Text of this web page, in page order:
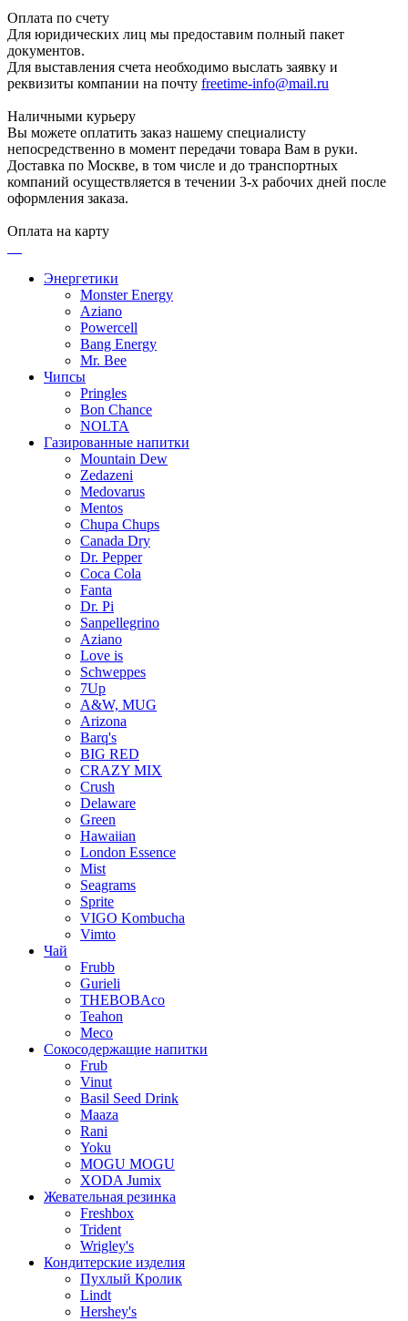
Оплата по счету
Для юридических лиц мы предоставим полный пакет
документов.
Для выставления счета необходимо выслать заявку и
реквизиты компании на почту freetime-info@mail.ru
Наличными курьеру
Вы можете оплатить заказ нашему специалисту
непосредственно в момент передачи товара Вам в руки.
Доставка по Москве, в том числе и до транспортных
компаний осуществляется в течении 3-х рабочих дней после
оформления заказа.
Оплата на карту
Энергетики
Monster Energy
Aziano
Powercell
Bang Energy
Mr. Bee
Чипсы
Pringles
Bon Chance
NOLTA
Газированные напитки
Mountain Dew
Zedazeni
Medovarus
Mentos
Chupa Chups
Canada Dry
Dr. Pepper
Coca Cola
Fanta
Dr. Pi
Sanpellegrino
Aziano
Love is
Schweppes
7Up
A&W, MUG
Arizona
Barq's
BIG RED
CRAZY MIX
Crush
Delaware
Green
Hawaiian
London Essence
Mist
Seagrams
Sprite
VIGO Kombucha
Vimto
Чай
Frubb
Gurieli
THEBOBAco
Teahon
Meco
Сокосодержащие напитки
Frub
Vinut
Basil Seed Drink
Maaza
Rani
Yoku
MOGU MOGU
XODA Jumix
Жевательная резинка
Freshbox
Trident
Wrigley's
Кондитерские изделия
Пухлый Кролик
Lindt
Hershey's